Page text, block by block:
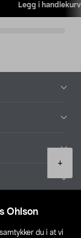
Ohlson
samtykker du i at vi
+
Legg i handlekurv